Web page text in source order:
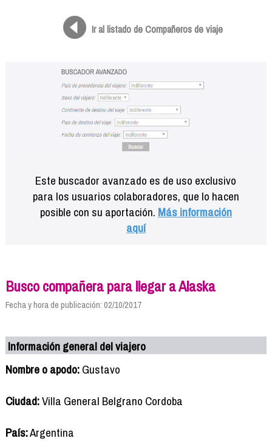
Ir al listado de Compañeros de viaje
Este buscador avanzado es de uso exclusivo
para los usuarios colaboradores, que lo hacen
posible con su aportación. Más información
aquí
Busco compañera para llegar a Alaska
Fecha y hora de publicación: 02/10/2017
Información general del viajero
Nombre o apodo:Gustavo
Ciudad:Villa General Belgrano Cordoba
País:Argentina